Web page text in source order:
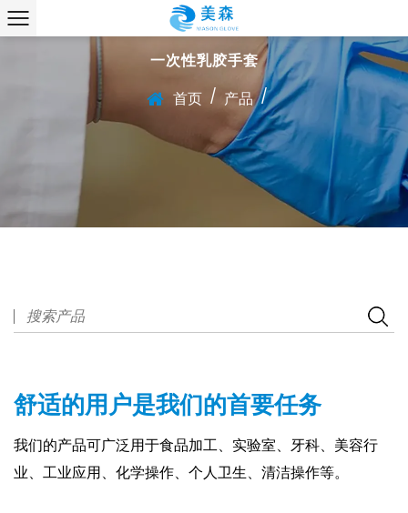
一次性乳胶手套
首页 / 产品 /
舒适的用户是我们的首要任务
我们的产品可广泛用于食品加工、实验室、牙科、美容行
业、工业应用、化学操作、个人卫生、清洁操作等。